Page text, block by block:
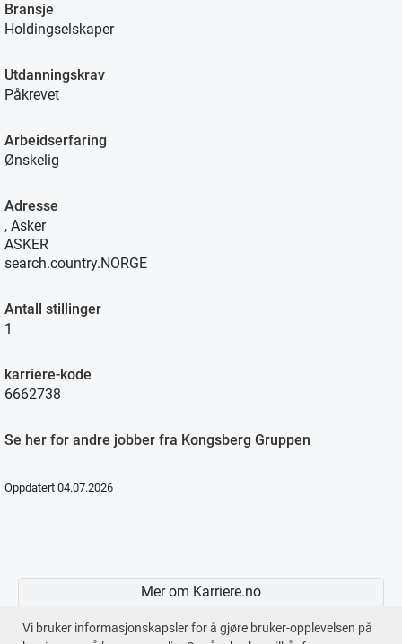
Vi bruker informasjonskapsler for å gjøre bruker-opplevelsen på
Bransje
Holdingselskaper
Utdanningskrav
Påkrevet
Arbeidserfaring
Ønskelig
Adresse
, Asker
ASKER
search.country.NORGE
Antall stillinger
1
karriere-kode
6662738
Se her for andre jobber fra Kongsberg Gruppen
Oppdatert 04.07.2026
Mer om Karriere.no